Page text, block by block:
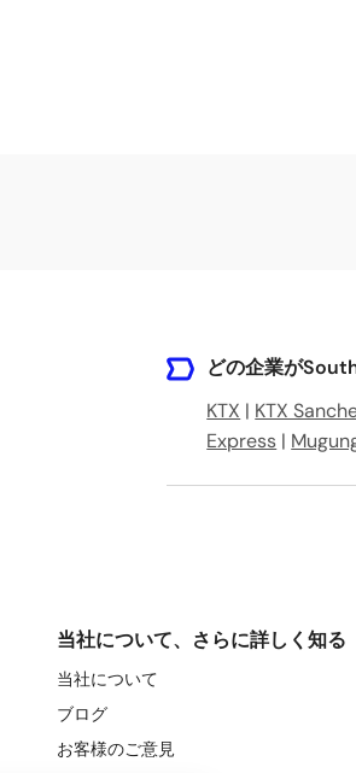
どの企業が
KTX | KTX
Express |
当社について、さらに詳しく知る
当社について
ブログ
お客様のご意見